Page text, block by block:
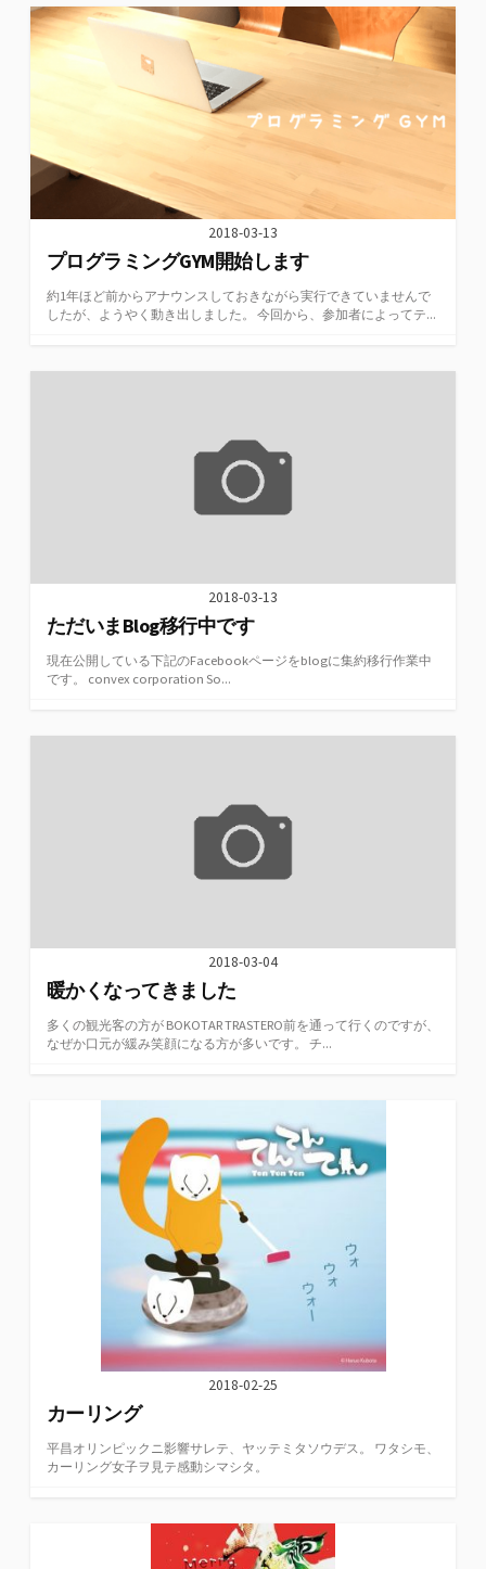
2018-03-13
プログラミングGYM開始します
約1年ほど前からアナウンスしておきながら実行できていませんで
したが、ようやく動き出しました。 今回から、参加者によってテ...
2018-03-13
ただいまBlog移行中です
現在公開している下記のFacebookページをblogに集約移行作業中
です。 convex corporation So...
2018-03-04
暖かくなってきました
多くの観光客の方が BOKOTAR TRASTERO前を通って行くのですが、
なぜか口元が緩み笑顔になる方が多いです。 チ...
2018-02-25
カーリング
平昌オリンピックニ影響サレテ、ヤッテミタソウデス。 ワタシモ、
カーリング女子ヲ見テ感動シマシタ。